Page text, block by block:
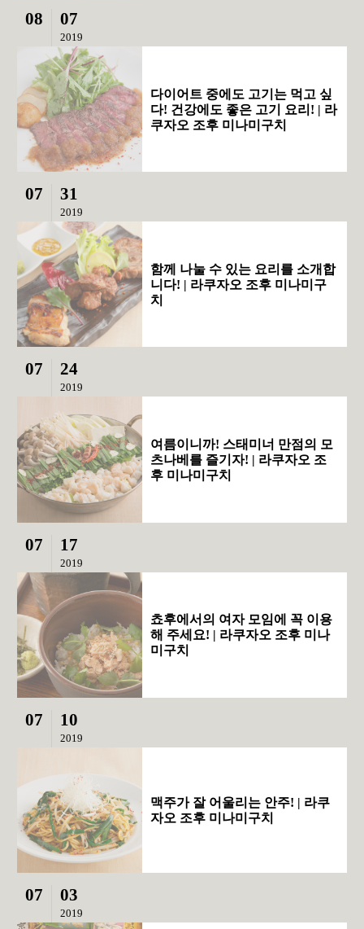
08 07
2019
다이어트 중에도 고기는 먹고 싶
다! 건강에도 좋은 고기 요리! | 라
쿠자오 조후 미나미구치
07 31
2019
함께 나눌 수 있는 요리를 소개합
니다! | 라쿠자오 조후 미나미구
치
07 24
2019
여름이니까! 스태미너 만점의 모
츠나베를 즐기자! | 라쿠자오 조
후 미나미구치
07 17
2019
쵸후에서의 여자 모임에 꼭 이용
해 주세요! | 라쿠자오 조후 미나
미구치
07 10
2019
맥주가 잘 어울리는 안주! | 라쿠
자오 조후 미나미구치
07 03
2019